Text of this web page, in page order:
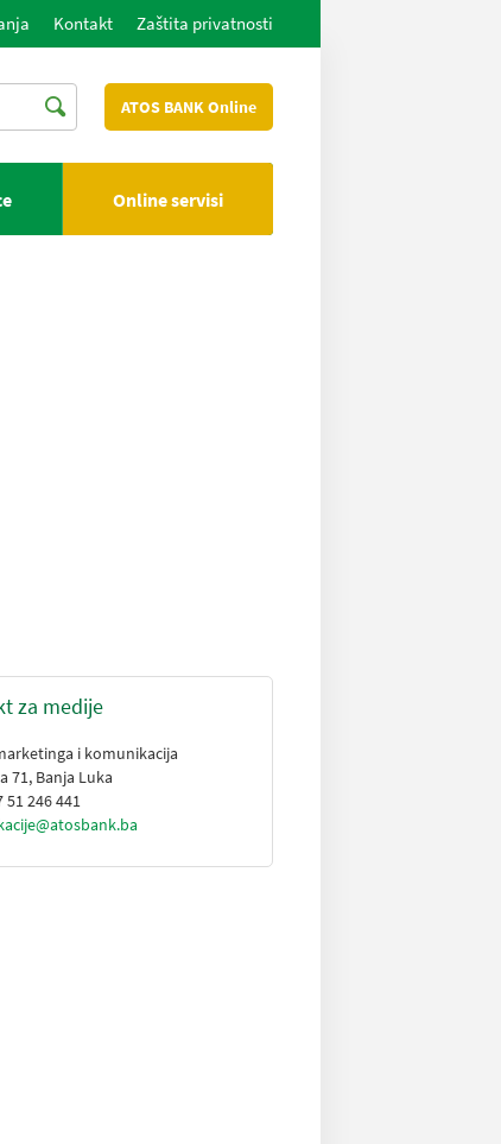
Kontakt Zaštita privatnosti
ATOS BANK Online
Online servisi
za medije
i komunikacija
71, Banja Luka
51 246 441